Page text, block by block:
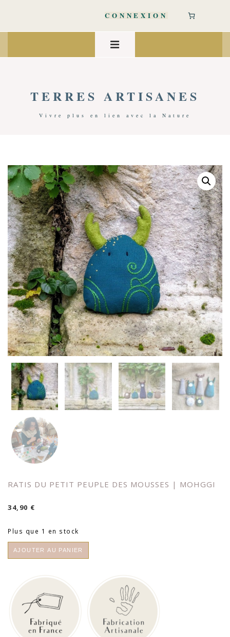
contenu
CONNEXION
TERRES ARTISANES
Vivre plus en lien avec la Nature
RATIS DU PETIT PEUPLE DES MOUSSES | MOHGGI
34,90 €
Plus que 1 en stock
Petit
peuple
des
Mousses
Mohggi
AJOUTER AU PANIER